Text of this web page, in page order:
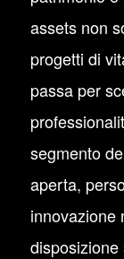
assets non
progetti di
passa per
segmento
aperta,
innovazione